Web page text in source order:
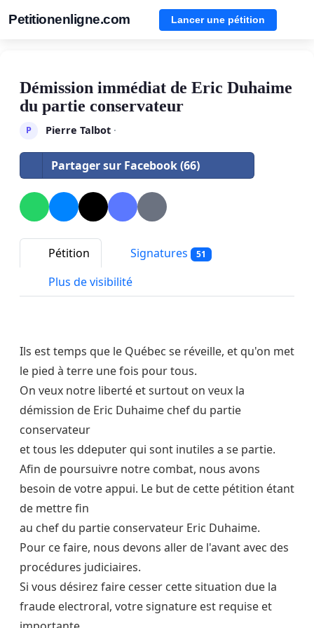
Petitionenligne.com Lancer une pétition
Démission immédiat de Eric Duhaime
du partie conservateur
P Pierre Talbot·
Partager sur Facebook (66)
Pétition Signatures 51
Plus de visibilité
Ils est temps que le Québec se réveille, et qu'on met
le pied à terre une fois pour tous.
On veux notre liberté et surtout on veux la
démission de Eric Duhaime chef du partie
conservateur
et tous les ddeputer qui sont inutiles a se partie.
Afin de poursuivre notre combat, nous avons
besoin de votre appui. Le but de cette pétition étant
de mettre fin
au chef du partie conservateur Eric Duhaime.
Pour ce faire, nous devons aller de l'avant avec des
procédures judiciaires.
Si vous désirez faire cesser cette situation due la
fraude electroral, votre signature est requise et